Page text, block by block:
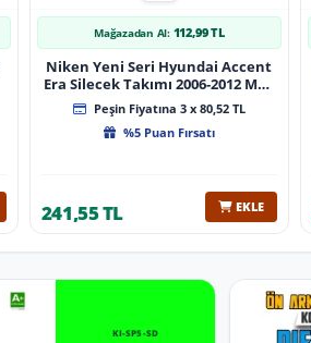
Mağazadan Al: 112,99 TL
Niken Yeni Seri Hyundai Accent
Era Silecek Takımı 2006-2012 Muz
Tip Silecek Aparatlı
Peşin Fiyatına 3 x 80,52 TL
%5 Puan Fırsatı
241,55 TL EKLE
KI-SP5-SD